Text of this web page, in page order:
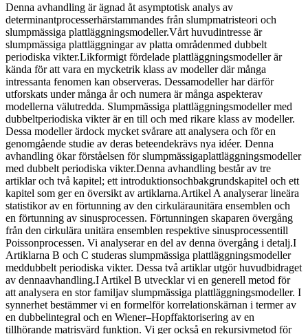
Denna avhandling är ägnad åt asymptotisk analys av
determinantprocesserhärstammandes från slumpmatristeori och
slumpmässiga plattläggningsmodeller.Vårt huvudintresse är
slumpmässiga plattläggningar av platta områdenmed dubbelt
periodiska vikter.Likformigt fördelade plattläggningsmodeller är
kända för att vara en mycketrik klass av modeller där många
intressanta fenomen kan observeras. Dessamodeller har därför
utforskats under många år och numera är många aspekterav
modellerna välutredda. Slumpmässiga plattläggningsmodeller med
dubbeltperiodiska vikter är en till och med rikare klass av modeller.
Dessa modeller ärdock mycket svårare att analysera och för en
genomgående studie av deras beteendekrävs nya idéer. Denna
avhandling ökar förståelsen för slumpmässigaplattläggningsmodeller
med dubbelt periodiska vikter.Denna avhandling består av tre
artiklar och två kapitel; ett introduktionsochbakgrundskapitel och ett
kapitel som ger en översikt av artiklarna.Artikel A analyserar lineära
statistikor av en förtunning av den cirkuläraunitära ensemblen och
en förtunning av sinusprocessen. Förtunningen skaparen övergång
från den cirkulära unitära ensemblen respektive sinusprocessentill
Poissonprocessen. Vi analyserar en del av denna övergång i detalj.I
Artiklarna B och C studeras slumpmässiga plattläggningsmodeller
meddubbelt periodiska vikter. Dessa två artiklar utgör huvudbidraget
av dennaavhandling.I Artikel B utvecklar vi en generell metod för
att analysera en stor familjav slumpmässiga plattläggningsmodeller. I
synnerhet bestämmer vi en formelför korrelationskärnan i termer av
en dubbelintegral och en Wiener–Hopffaktorisering av en
tillhörande matrisvärd funktion. Vi ger också en rekursivmetod för